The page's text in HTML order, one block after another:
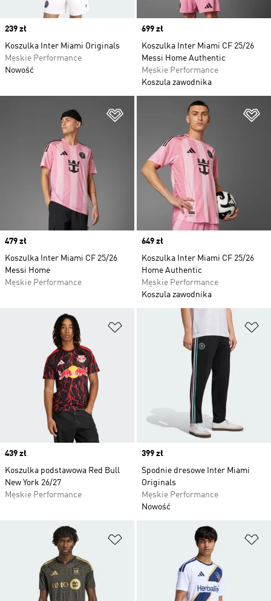
Price
239 zł
Koszulka Inter Miami Originals
Męskie Performance
Nowość
Price
699 zł
Koszulka Inter Miami CF 25/26
Messi Home Authentic
Męskie Performance
Koszula zawodnika
Dodaj do listy życzeń
Price
479 zł
Koszulka Inter Miami CF 25/26
Messi Home
Męskie Performance
Price
649 zł
Koszulka Inter Miami CF 25/26
Home Authentic
Męskie Performance
Koszula zawodnika
Dodaj do listy życzeń
Price
439 zł
Koszulka podstawowa Red Bull
New York 26/27
Męskie Performance
Price
399 zł
Spodnie dresowe Inter Miami
Originals
Męskie Performance
Nowość
Dodaj do listy życzeń